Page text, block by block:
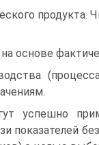
основе
успешно
показателей